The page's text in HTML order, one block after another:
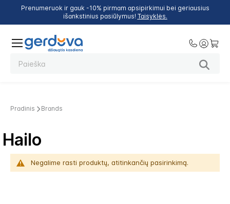
Prenumeruok ir gauk -10% pirmam apsipirkimui bei geriausius
išankstinius pasiūlymus! Taisyklės.
Pradinis Brands
Hailo
Negalime rasti produktų, atitinkančių pasirinkimą.